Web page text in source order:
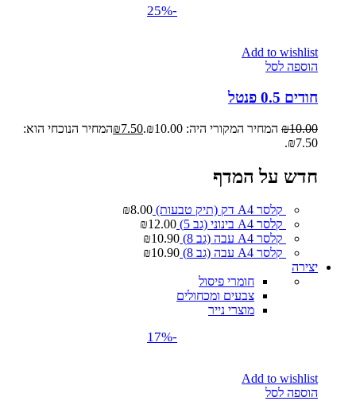
-25%
Add to wishlist
הוספה לסל
חודים 0.5 פנטל
₪10.00 המחיר המקורי היה: ₪10.00. ₪7.50
המחיר הנוכחי הוא:
₪7.50.
חדש על המדף
קלסר A4 דק (תיק טבעות) ₪8.00
קלסר A4 בינוני (גב 5)
₪12.00
קלסר A4 עבה (גב 8)
₪10.90
קלסר A4 עבה (גב 8)
₪10.90
יצירה
חומרי פיסול
צבעים ומכחולים
מוצרי נייר
-17%
Add to wishlist
הוספה לסל